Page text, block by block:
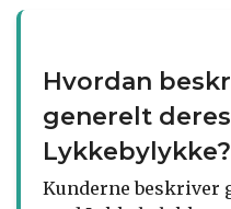
Hvordan
generelt
Lykkebylykke?
Kunderne beskriver